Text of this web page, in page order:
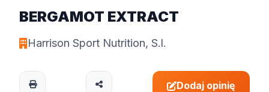
BERGAMOT EXTRACT
Harrison Sport Nutrition, S.l.
Dodaj opinię